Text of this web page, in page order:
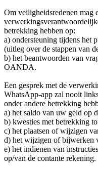
Om veiligheidsredenen mag
betrekking hebben op:
a) ondersteuning tijdens het
(uitleg over de stappen van
b) het beantwoorden van
OANDA.
Een gesprek met de
WhatsApp-app zal nooit
onder andere betrekking
a) het saldo van uw geld op
b) kwesties met betrekking
c) het plaatsen of wijzigen
d) het wijzigen of bijwerken
e) het indienen van
op/van de contante rekening.